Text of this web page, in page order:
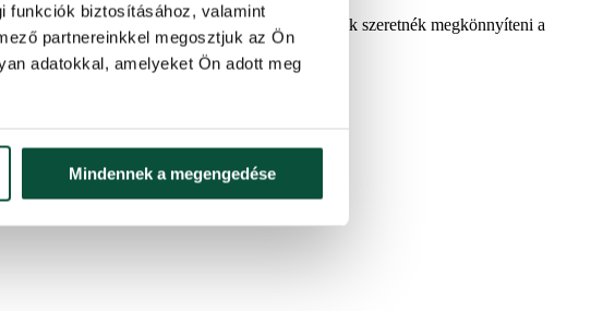
funkciók biztosításához, valamint
partnereinkkel megosztjuk az Ön
adatokkal, amelyeket Ön adott meg
Mindennek a megengedése
teremtenek. Ideális megoldás azok számára, akik szeretnék megkönnyíteni a
segítségével kapcsolhatók.